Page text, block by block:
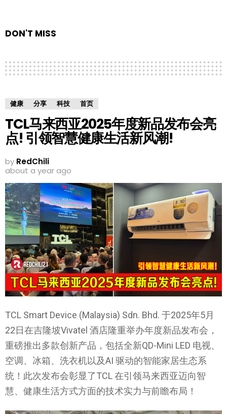
DON'T MISS
健康 分享 科技 首页
TCL马来西亚2025年度新品发布会亮
点! 引领智慧健康生活新风潮!
by RedChili
about a year ago
TCL Smart Device (Malaysia) Sdn. Bhd. 于2025年5月
22日在吉隆坡Vivatel 酒店隆重举办年度新品发布会，
重磅推出多款创新产品，包括全新QD-Mini LED 电视、
空调、冰箱、洗衣机以及AI 驱动的智能家居生态系
统！此次发布会彰显了TCL 在引领马来西亚迈向智
慧、健康生活方式方面的技术实力与前瞻布局！